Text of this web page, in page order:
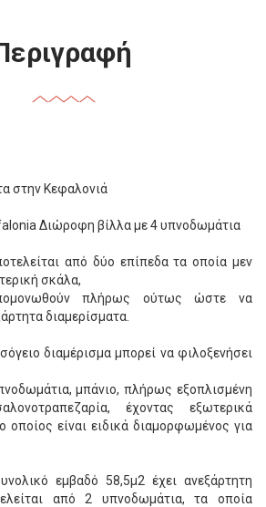
στην Κεφαλονιά
Διώροφη βίλλα με 4 υπνοδωμάτια
από δύο επίπεδα τα οποία μεν
σκάλα,
πλήρως ούτως ώστε να
διαμερίσματα.
διαμέρισμα μπορεί να φιλοξενήσει
μπάνιο, πλήρως εξοπλισμένη
έχοντας εξωτερικά
οποίος είναι ειδικά διαμορφωμένος για
εμβαδό 58,5μ2 έχει ανεξάρτητη
από 2 υπνοδωμάτια, τα οποία